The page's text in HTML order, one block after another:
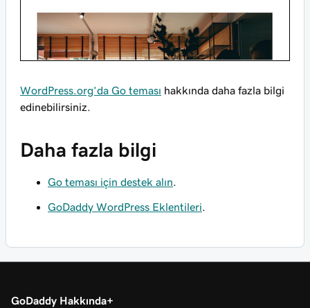
WordPress.org’da Go teması hakkında daha fazla bilgi
edinebilirsiniz.
Daha fazla bilgi
Go teması için destek alın
GoDaddy WordPress Eklentileri
GoDaddy Hakkında